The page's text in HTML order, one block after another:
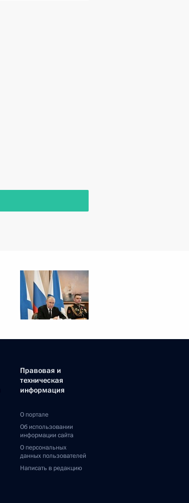
Правовая и
техническая
информация
О портале
Об использовании
информации сайта
О персональных
данных пользователей
Написать в редакцию